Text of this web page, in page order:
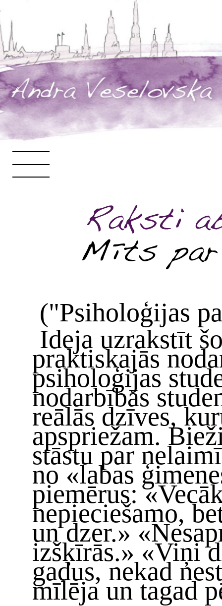
("Psiholoģijas
Ideja uzrakstīt
praktiskajās
psiholoģijas
nodarbībās
reālās dzīves,
apspriežam.
stāstu par
no «labas
piemērus:
nepieciešamo,
un dzer.»
izšķīrās.» «Viņi
gadus, nekad
mīlēja un tagad